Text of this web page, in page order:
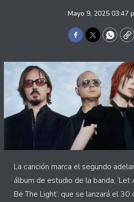
Mayo 9, 2025 03:47
Facebook
Twitter
La canción marca el segundo
álbum de estudio de la banda,
Be The Light’, que se lanzará el